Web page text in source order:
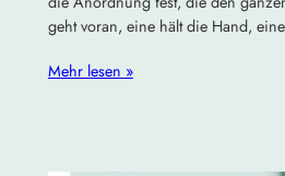
geht voran, eine hält die Hand,
Mehr lesen »